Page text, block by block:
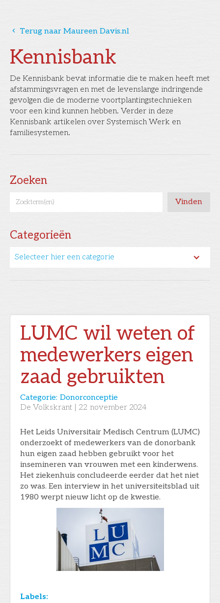
Kennisbank
De Kennisbank bevat informatie die te maken heeft met
afstammingsvragen en met de levenslange indringende
gevolgen die de moderne voortplantingstechnieken
voor een kind kunnen hebben. Verder in deze
Kennisbank artikelen over Systemisch Werk en
familiesystemen.
Zoeken
Categorieën
Selecteer hier een categorie
󰅁 Terug naar Maureen Davis.nl
LUMC wil weten of
medewerkers eigen
zaad gebruikten
Categorie: Donorconceptie
De Volkskrant
22 november 2024
Het Leids Universitair Medisch Centrum (LUMC)
onderzoekt of medewerkers van de donorbank
hun eigen zaad hebben gebruikt voor het
insemineren van vrouwen met een kinderwens.
Het ziekenhuis concludeerde eerder dat het niet
zo was. Een interview in het universiteitsblad uit
1980 werpt nieuw licht op de kwestie.
Labels: